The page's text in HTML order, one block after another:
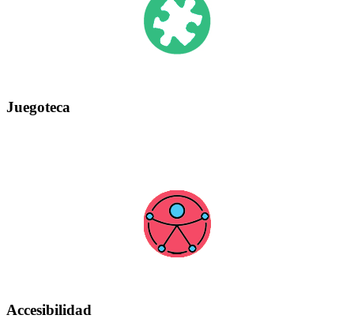
Juegoteca
Accesibilidad